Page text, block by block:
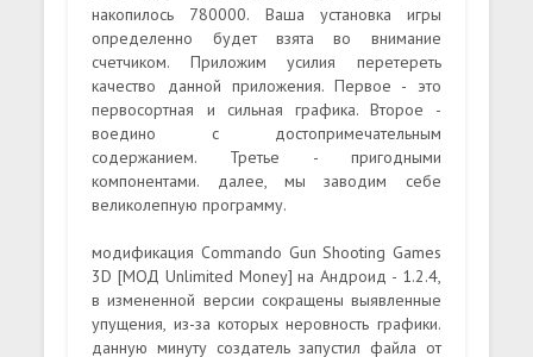
накопилось 780000. Ваша установка игры
определенно будет взята во внимание
счетчиком. Приложим усилия перетереть
качество данной приложения. Первое - это
первосортная и сильная графика. Второе -
воедино с достопримечательным
содержанием. Третье - пригодными
компонентами. далее, мы заводим себе
великолепную программу.
модификация Commando Gun Shooting Games
3D [МОД Unlimited Money] на Андроид - 1.2.4,
в измененной версии сокращены выявленные
упущения, из-за которых неровность графики.
данную минуту создатель запустил файла от